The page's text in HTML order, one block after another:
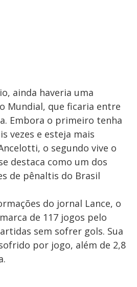
ainda haveria uma
Mundial, que ficaria entre
Embora o primeiro tenha
vezes e esteja mais
o segundo vive o
destaca como um dos
de pênaltis do Brasil
do jornal Lance, o
de 117 jogos pelo
sem sofrer gols. Sua
por jogo, além de 2,8